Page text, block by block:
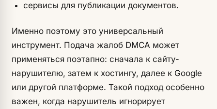
сервисы для публикации документов.
Именно поэтому это универсальный
инструмент. Подача жалоб DMCA может
применяться поэтапно: сначала к сайту-
нарушителю, затем к хостингу, далее к Google
или другой платформе. Такой подход особенно
важен, когда нарушитель игнорирует